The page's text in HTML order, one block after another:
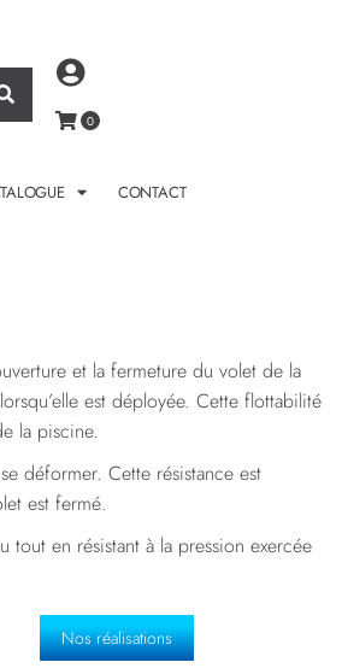
CONTACT
et la fermeture du volet de la
est déployée. Cette flottabilité
la piscine.
déformer. Cette résistance est
est fermé.
tout en résistant à la pression exercée
Nos réalisations